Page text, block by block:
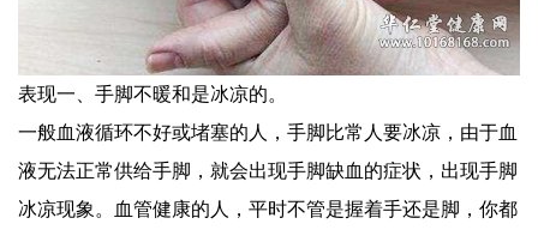
表现一、手脚不暖和是冰凉的。
一般血液循环不好或堵塞的人，手脚比常人要冰凉，由于血
液无法正常供给手脚，就会出现手脚缺血的症状，出现手脚
冰凉现象。血管健康的人，平时不管是握着手还是脚，你都